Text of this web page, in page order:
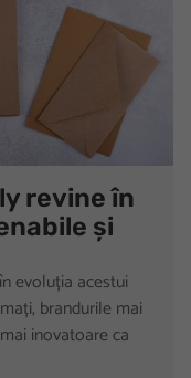
revine în
și
evoluția acestui
brandurile mai
inovatoare ca